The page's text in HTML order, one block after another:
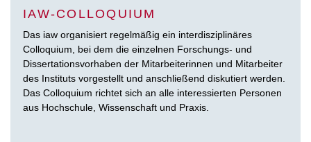
IAW-COLLOQUIUM
Das iaw organisiert regelmäßig ein interdisziplinäres
Colloquium, bei dem die einzelnen Forschungs- und
Dissertationsvorhaben der Mitarbeiterinnen und Mitarbeiter
des Instituts vorgestellt und anschließend diskutiert werden.
Das Colloquium richtet sich an alle interessierten Personen
aus Hochschule, Wissenschaft und Praxis.